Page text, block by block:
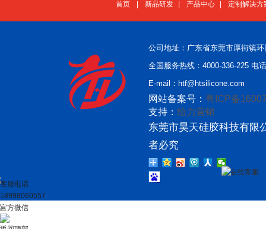
首页 新品研发 产品中心 定制解决方
公司地址：广东省东莞市厚街镇
全国服务热线：4000-336-225 电
E-mail：htf@htsilicone.com
网站备案号： 粤ICP备
支持： 给力营销
东莞市昊天硅胶科技有限
者必究
在线客服
客服电话
18998060557
官方微信